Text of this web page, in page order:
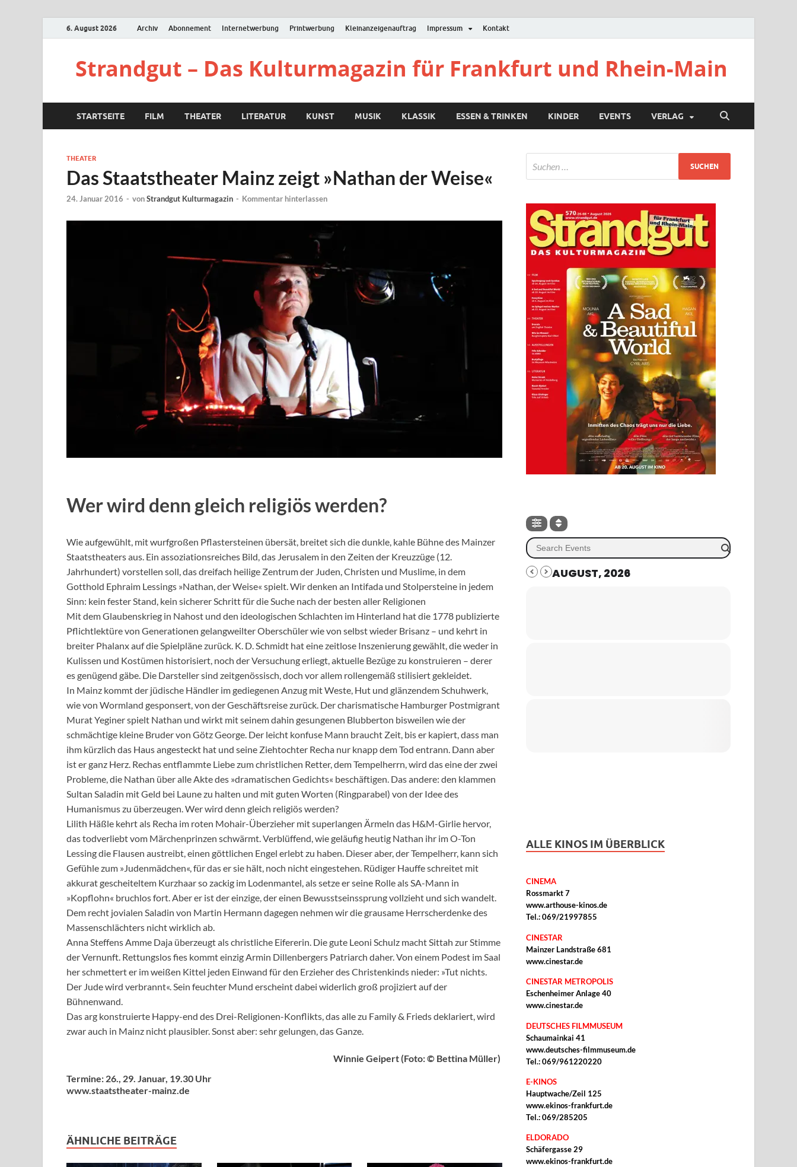
6. August 2026 Archiv Abonnement Internetwerbung Printwerbung Kleinanzeigenauftrag Impressum Kontakt
Strandgut – Das Kulturmagazin für Frankfurt und Rhein-Main
STARTSEITE FILM THEATER LITERATUR KUNST MUSIK KLASSIK ESSEN & TRINKEN KINDER EVENTS VERLAG
THEATER
Das Staatstheater Mainz zeigt »Nathan der Weise«
24. Januar 2016 - vonStrandgut Kulturmagazin - Kommentar hinterlassen
Wer wird denn gleich religiös werden?
Wie aufgewühlt, mit wurfgroßen Pflastersteinen übersät, breitet sich die dunkle, kahle Bühne des Mainzer
Staatstheaters aus. Ein assoziationsreiches Bild, das Jerusalem in den Zeiten der Kreuzzüge (12.
Jahrhundert) vorstellen soll, das dreifach heilige Zentrum der Juden, Christen und Muslime, in dem
Gotthold Ephraim Lessings »Nathan, der Weise« spielt. Wir denken an Intifada und Stolpersteine in jedem
Sinn: kein fester Stand, kein sicherer Schritt für die Suche nach der besten aller Religionen
Mit dem Glaubenskrieg in Nahost und den ideologischen Schlachten im Hinterland hat die 1778 publizierte
Pflichtlektüre von Generationen gelangweilter Oberschüler wie von selbst wieder Brisanz – und kehrt in
breiter Phalanx auf die Spielpläne zurück. K. D. Schmidt hat eine zeitlose Inszenierung gewählt, die weder in
Kulissen und Kostümen historisiert, noch der Versuchung erliegt, aktuelle Bezüge zu konstruieren – derer
es genügend gäbe. Die Darsteller sind zeitgenössisch, doch vor allem rollengemäß stilisiert gekleidet.
In Mainz kommt der jüdische Händler im gediegenen Anzug mit Weste, Hut und glänzendem Schuhwerk,
wie von Wormland gesponsert, von der Geschäftsreise zurück. Der charismatische Hamburger Postmigrant
Murat Yeginer spielt Nathan und wirkt mit seinem dahin gesungenen Blubberton bisweilen wie der
schmächtige kleine Bruder von Götz George. Der leicht konfuse Mann braucht Zeit, bis er kapiert, dass man
ihm kürzlich das Haus angesteckt hat und seine Ziehtochter Recha nur knapp dem Tod entrann. Dann aber
ist er ganz Herz. Rechas entflammte Liebe zum christlichen Retter, dem Tempelherrn, wird das eine der zwei
Probleme, die Nathan über alle Akte des »dramatischen Gedichts« beschäftigen. Das andere: den klammen
Sultan Saladin mit Geld bei Laune zu halten und mit guten Worten (Ringparabel) von der Idee des
Humanismus zu überzeugen. Wer wird denn gleich religiös werden?
Lilith Häßle kehrt als Recha im roten Mohair-Überzieher mit superlangen Ärmeln das H&M-Girlie hervor,
das todverliebt vom Märchenprinzen schwärmt. Verblüffend, wie geläufig heutig Nathan ihr im O-Ton
Lessing die Flausen austreibt, einen göttlichen Engel erlebt zu haben. Dieser aber, der Tempelherr, kann sich
Gefühle zum »Judenmädchen«, für das er sie hält, noch nicht eingestehen. Rüdiger Hauffe schreitet mit
akkurat gescheiteltem Kurzhaar so zackig im Lodenmantel, als setze er seine Rolle als SA-Mann in
»Kopflohn« bruchlos fort. Aber er ist der einzige, der einen Bewusstseinssprung vollzieht und sich wandelt.
Dem recht jovialen Saladin von Martin Hermann dagegen nehmen wir die grausame Herrscherdenke des
Massenschlächters nicht wirklich ab.
Anna Steffens Amme Daja überzeugt als christliche Eifererin. Die gute Leoni Schulz macht Sittah zur Stimme
der Vernunft. Rettungslos fies kommt einzig Armin Dillenbergers Patriarch daher. Von einem Podest im Saal
her schmettert er im weißen Kittel jeden Einwand für den Erzieher des Christenkinds nieder: »Tut nichts.
Der Jude wird verbrannt«. Sein feuchter Mund erscheint dabei widerlich groß projiziert auf der
Bühnenwand.
Das arg konstruierte Happy-end des Drei-Religionen-Konflikts, das alle zu Family & Frieds deklariert, wird
zwar auch in Mainz nicht plausibler. Sonst aber: sehr gelungen, das Ganze.
Winnie Geipert (Foto: © Bettina Müller)
Termine: 26., 29. Januar, 19.30 Uhr
www.staatstheater-mainz.de
ÄHNLICHE BEITRÄGE
AUGUST, 2026
ALLE KINOS IM ÜBERBLICK
CINEMA
Rossmarkt 7
www.arthouse-kinos.de
Tel.: 069/21997855
CINESTAR
Mainzer Landstraße 681
www.cinestar.de
CINESTAR METROPOLIS
Eschenheimer Anlage 40
www.cinestar.de
DEUTSCHES FILMMUSEUM
Schaumainkai 41
www.deutsches-filmmuseum.de
Tel.: 069/961220220
E-KINOS
Hauptwache/Zeil 125
www.ekinos-frankfurt.de
Tel.: 069/285205
ELDORADO
Schäfergasse 29
www.ekinos-frankfurt.de